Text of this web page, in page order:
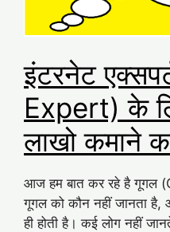
इंटरनेट
Expert) के
लाखो कमाने
आज हम बात कर रहे है गूगल
गूगल को कौन नहीं जानता
ही होती है। कई लोग नहीं